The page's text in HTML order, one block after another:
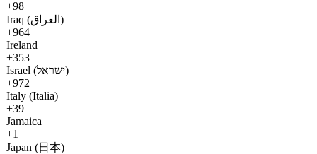
+98
Iraq (العراق)
+964
Ireland
+353
Israel (ישראל)
+972
Italy (Italia)
+39
Jamaica
+1
Japan (日本)